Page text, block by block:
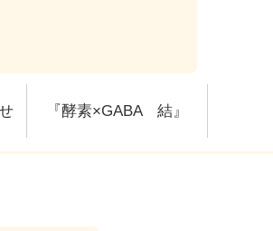
『酵素×GABA 結』